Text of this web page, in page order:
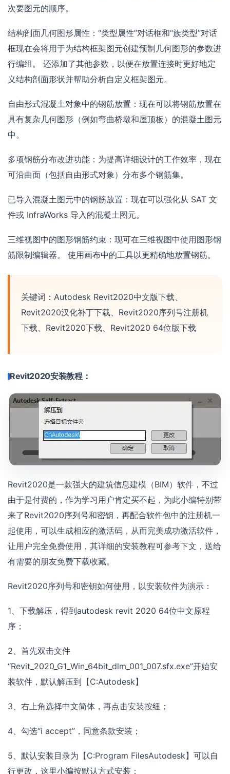
次要图元的顺序。
结构剖面几何图形属性：“类型属性”对话框和“族类型”对话
框现在会将用于为结构框架图元创建预制几何图形的参数进
行编组。 还添加了其他参数，以便在放置连接时更好地定
义结构剖面形状并帮助分析自定义框架图元。
自由形式混凝土对象中的钢筋放置：现在可以将钢筋放置在
具有复杂几何图形（例如弯曲桥墩和屋顶板）的混凝土图元
中。
多项钢筋分布改进功能：为提高详细设计的工作效率，现在
可沿曲面（包括自由形式对象）分布多个钢筋集。
已导入混凝土图元中的钢筋放置：现在可以强化从 SAT 文
件或 InfraWorks 导入的混凝土图元。
三维视图中的图形钢筋约束：现可在三维视图中使用图形钢
筋限制编辑器。 使用画布中的工具以更精确地放置钢筋。
关键词：Autodesk Revit2020中文版下载、
Revit2020汉化补丁下载、Revit2020序列号注册机
下载、Revit2020下载、Revit2020 64位版下载
Revit2020安装教程：
Revit2020是一款强大的建筑信息建模（BIM）软件，不过
由于是付费的，作为学习用户肯定买不起，为此小编特别带
来了Revit2020序列号和密钥，再配合软件包中的注册机一
起使用，可以生成相应的激活码，从而完美成功激活软件，
让用户完全免费使用，其详细的安装教程可参考下文，送给
有需要的朋友免费下载收藏。
Revit2020序列号和密钥如何使用，以安装软件为演示：
1、下载解压，得到autodesk revit 2020 64位中文原程
序；
2、首先双击文件
“Revit_2020_G1_Win_64bit_dlm_001_007.sfx.exe”开始安
装软件，默认解压到【C:Autodesk】
3、右上角选择中文简体，再点击安装按纽；
4、勾选“i accept”，同意条款安装；
5、默认安装目录为【C:Program FilesAutodesk】可以自
行更改，这里小编按默认方式安装；